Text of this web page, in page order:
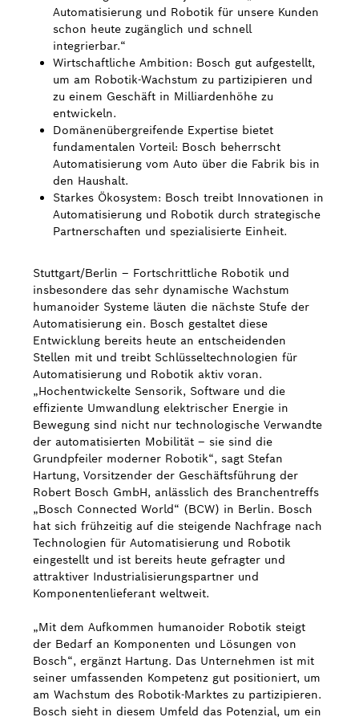
Karriere bei Bosch in Österreich
Bosch Weltweit
Kontakt
Automatisierung und Robotik für unsere Kunden
schon heute zugänglich und schnell
integrierbar.“
Wirtschaftliche Ambition: Bosch gut aufgestellt,
um am Robotik-Wachstum zu partizipieren und
zu einem Geschäft in Milliardenhöhe zu
entwickeln.
Domänenübergreifende Expertise bietet
fundamentalen Vorteil: Bosch beherrscht
Automatisierung vom Auto über die Fabrik bis in
den Haushalt.
Starkes Ökosystem: Bosch treibt Innovationen in
Automatisierung und Robotik durch strategische
Partnerschaften und spezialisierte Einheit.
Stuttgart/Berlin – Fortschrittliche Robotik und
insbesondere das sehr dynamische Wachstum
humanoider Systeme läuten die nächste Stufe der
Automatisierung ein. Bosch gestaltet diese
Entwicklung bereits heute an entscheidenden
Stellen mit und treibt Schlüsseltechnologien für
Automatisierung und Robotik aktiv voran.
„Hochentwickelte Sensorik, Software und die
effiziente Umwandlung elektrischer Energie in
Bewegung sind nicht nur technologische Verwandte
der automatisierten Mobilität – sie sind die
Grundpfeiler moderner Robotik“, sagt Stefan
Hartung, Vorsitzender der Geschäftsführung der
Robert Bosch GmbH, anlässlich des Branchentreffs
„Bosch Connected World“ (BCW) in Berlin. Bosch
hat sich frühzeitig auf die steigende Nachfrage nach
Technologien für Automatisierung und Robotik
eingestellt und ist bereits heute gefragter und
attraktiver Industrialisierungspartner und
Komponentenlieferant weltweit.
„Mit dem Aufkommen humanoider Robotik steigt
der Bedarf an Komponenten und Lösungen von
Bosch“, ergänzt Hartung. Das Unternehmen ist mit
seiner umfassenden Kompetenz gut positioniert, um
am Wachstum des Robotik-Marktes zu partizipieren.
Bosch sieht in diesem Umfeld das Potenzial, um ein